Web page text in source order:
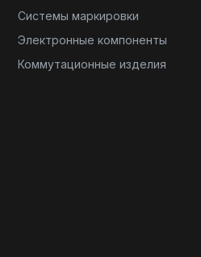
Системы маркировки
Электронные компоненты
Коммутационные изделия